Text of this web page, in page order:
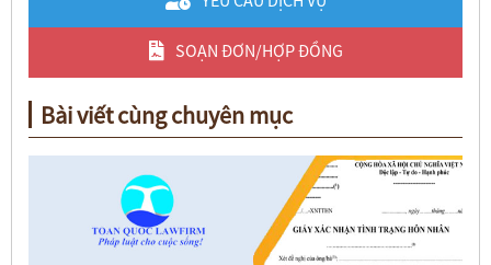
SOẠN ĐƠN/HỢP ĐỒNG
Bài viết cùng chuyên mục